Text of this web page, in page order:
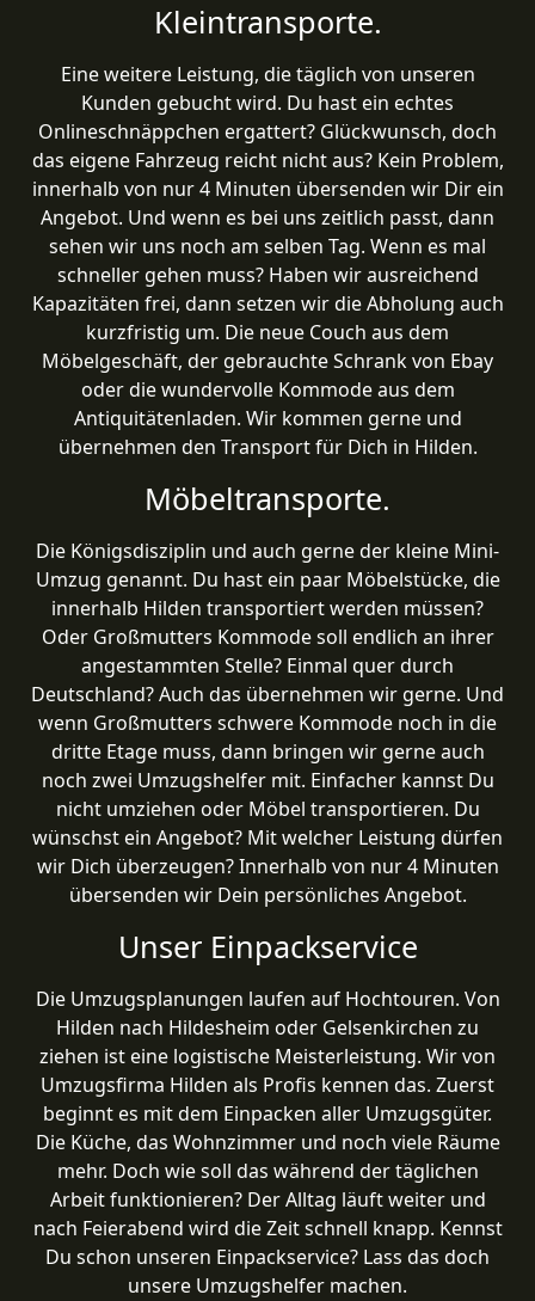
Kleintransporte.
Eine weitere Leistung, die täglich von unseren
Kunden gebucht wird. Du hast ein echtes
Onlineschnäppchen ergattert? Glückwunsch, doch
das eigene Fahrzeug reicht nicht aus? Kein Problem,
innerhalb von nur 4 Minuten übersenden wir Dir ein
Angebot. Und wenn es bei uns zeitlich passt, dann
sehen wir uns noch am selben Tag. Wenn es mal
schneller gehen muss? Haben wir ausreichend
Kapazitäten frei, dann setzen wir die Abholung auch
kurzfristig um. Die neue Couch aus dem
Möbelgeschäft, der gebrauchte Schrank von Ebay
oder die wundervolle Kommode aus dem
Antiquitätenladen. Wir kommen gerne und
übernehmen den Transport für Dich in Hilden.
Möbeltransporte.
Die Königsdisziplin und auch gerne der kleine Mini-
Umzug genannt. Du hast ein paar Möbelstücke, die
innerhalb Hilden transportiert werden müssen?
Oder Großmutters Kommode soll endlich an ihrer
angestammten Stelle? Einmal quer durch
Deutschland? Auch das übernehmen wir gerne. Und
wenn Großmutters schwere Kommode noch in die
dritte Etage muss, dann bringen wir gerne auch
noch zwei Umzugshelfer mit. Einfacher kannst Du
nicht umziehen oder Möbel transportieren. Du
wünschst ein Angebot? Mit welcher Leistung dürfen
wir Dich überzeugen? Innerhalb von nur 4 Minuten
übersenden wir Dein persönliches Angebot.
Unser Einpackservice
Die Umzugsplanungen laufen auf Hochtouren. Von
Hilden nach Hildesheim oder Gelsenkirchen zu
ziehen ist eine logistische Meisterleistung. Wir von
Umzugsfirma Hilden als Profis kennen das. Zuerst
beginnt es mit dem Einpacken aller Umzugsgüter.
Die Küche, das Wohnzimmer und noch viele Räume
mehr. Doch wie soll das während der täglichen
Arbeit funktionieren? Der Alltag läuft weiter und
nach Feierabend wird die Zeit schnell knapp. Kennst
Du schon unseren Einpackservice? Lass das doch
unsere Umzugshelfer machen.